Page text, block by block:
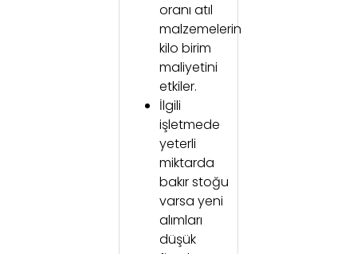
oranı atıl
malzemelerin
kilo birim
maliyetini
etkiler.
İlgili
işletmede
yeterli
miktarda
bakır stoğu
varsa yeni
alımları
düşük